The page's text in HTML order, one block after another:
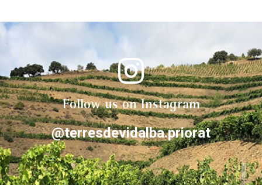
Follow us on Instagram
@terresdevidalba.priorat